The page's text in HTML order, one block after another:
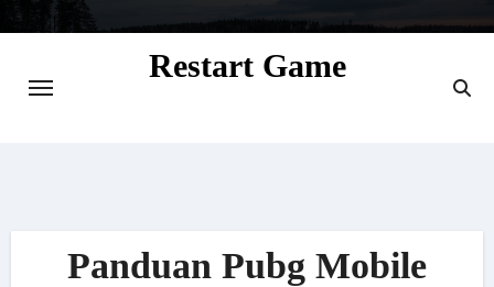
Restart Game
Panduan Pubg Mobile